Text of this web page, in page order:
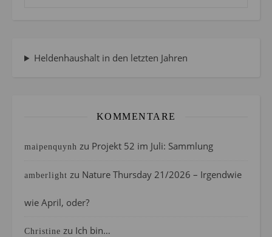
Heldenhaushalt in den letzten Jahren
KOMMENTARE
maipenquynh zu Projekt 52 im Juli: Sammlung
amberlight zu Nature Thursday 21/2026 – Irgendwie
wie April, oder?
Christine zu Ich bin…